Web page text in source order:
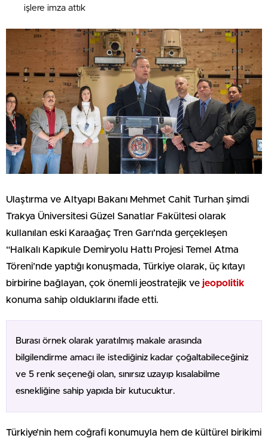
işlere imza attık
Ulaştırma ve Altyapı Bakanı Mehmet Cahit Turhan şimdi
Trakya Üniversitesi Güzel Sanatlar Fakültesi olarak
kullanılan eski Karaağaç Tren Garı’nda gerçekleşen
“Halkalı Kapıkule Demiryolu Hattı Projesi Temel Atma
Töreni’nde yaptığı konuşmada, Türkiye olarak, üç kıtayı
birbirine bağlayan, çok önemli jeostratejik ve jeopolitik
konuma sahip olduklarını ifade etti.
Burası örnek olarak yaratılmış makale arasında
bilgilendirme amacı ile istediğiniz kadar çoğaltabileceğiniz
ve 5 renk seçeneği olan, sınırsız uzayıp kısalabilme
esnekliğine sahip yapıda bir kutucuktur.
Türkiye’nin hem coğrafi konumuyla hem de kültürel birikimi